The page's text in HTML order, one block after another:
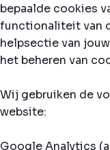
bepaalde cookies
functionaliteit van
helpsectie van
het beheren van
Wij gebruiken de
website:
Google Analytics